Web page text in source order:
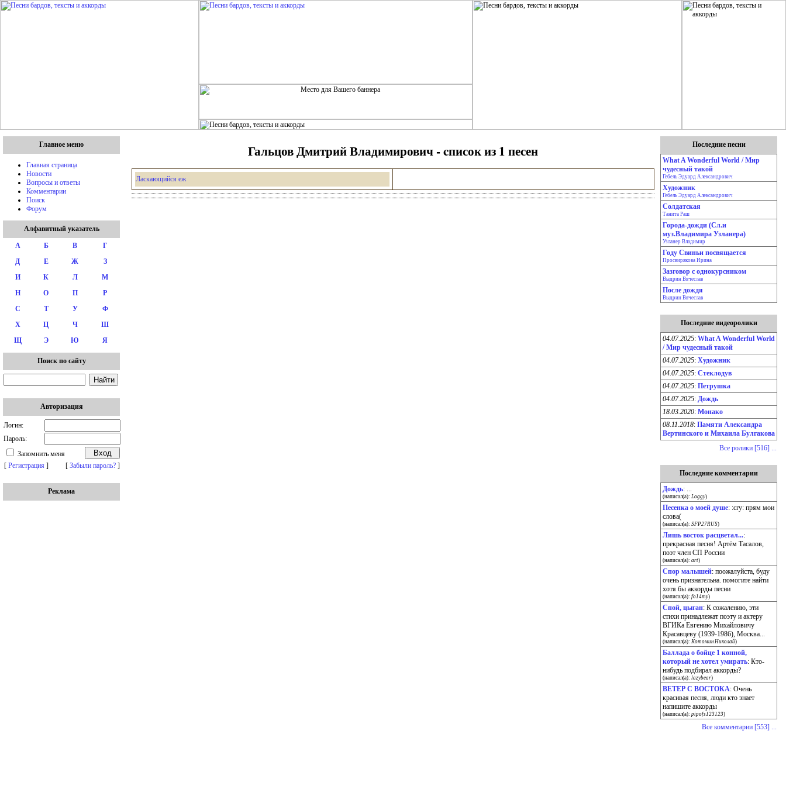
Главное меню
Главная страница
Новости
Вопросы и ответы
Комментарии
Поиск
Форум
Алфавитный указатель
А Б В
Г
Д
Е Ж
З
И
К Л
М
Н
О П
Р
С
Т У
Ф
Х
Ц Ч
Ш
Щ
Э Ю Я
Поиск по сайту
Авторизация
Логин:
Пароль:
Запомнить меня
[ Регистрация ] [ Забыли пароль? ]
Реклама
Гальцов Дмитрий Владимирович - cписок из 1 песен
Ласкающийся еж
Последние песни
What A Wonderful World / Мир
чудесный такой
Гебель Эдуард Александрович
Художник
Гебель Эдуард Александрович
Солдатская
Танита Раш
Города-дожди (Сл.и
муз.Владимира Узланера)
Узланер Владимир
Году Свиньи посвящается
Просвирякова Ирина
Зазговор с однокурсником
Выдрин Вячеслав
После дождя
Выдрин Вячеслав
Последние видеоролики
04.07.2025: What A Wonderful World
/ Мир чудесный такой
04.07.2025: Художник
04.07.2025: Стеклодув
04.07.2025: Петрушка
04.07.2025: Дождь
18.03.2020: Монако
08.11.2018: Памяти Александра
Вертинского и Михаила Булгакова
Все ролики [516] ...
Последние комментарии
Дождь: ...
(написал(а): Loggy)
Песенка о моей душе: :cry: прям мои
слова(
(написал(а): SFP27RUS)
Лишь восток расцветал...:
прекрасная песня! Артём Тасалов,
поэт член СП России
(написал(а): art)
Спор малышей: поожалуйста, буду
очень признательна. помогите найти
хотя бы аккорды песни
(написал(а): fo14my)
Спой, цыган: К сожалению, эти
стихи принадлежат поэту и актеру
ВГИКа Евгению Михайловичу
Красавцеву (1939-1986), Москва...
(написал(а): Котомин Николай)
Баллада о бойце 1 конной,
который не хотел умирать: Кто-
нибудь подбирал аккорды?
(написал(а): lazybear)
ВЕТЕР С ВОСТОКА: Очень
красивая песня, люди кто знает
напишите аккорды
(написал(а): pipofs123123)
Все комментарии [553] ...